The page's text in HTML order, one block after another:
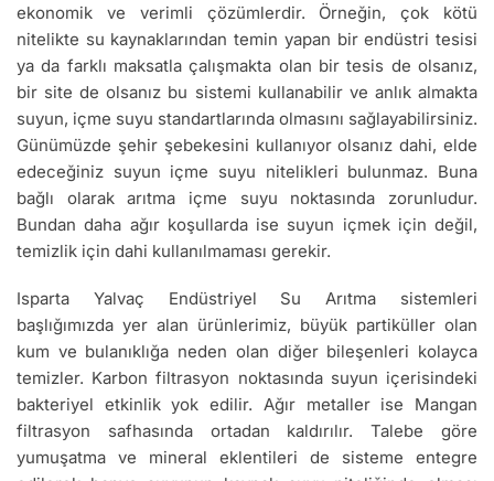
ekonomik ve verimli çözümlerdir. Örneğin, çok kötü
nitelikte su kaynaklarından temin yapan bir endüstri tesisi
ya da farklı maksatla çalışmakta olan bir tesis de olsanız,
bir site de olsanız bu sistemi kullanabilir ve anlık almakta
suyun, içme suyu standartlarında olmasını sağlayabilirsiniz.
Günümüzde şehir şebekesini kullanıyor olsanız dahi, elde
edeceğiniz suyun içme suyu nitelikleri bulunmaz. Buna
bağlı olarak arıtma içme suyu noktasında zorunludur.
Bundan daha ağır koşullarda ise suyun içmek için değil,
temizlik için dahi kullanılmaması gerekir.
Isparta Yalvaç Endüstriyel Su Arıtma sistemleri
başlığımızda yer alan ürünlerimiz, büyük partiküller olan
kum ve bulanıklığa neden olan diğer bileşenleri kolayca
temizler. Karbon filtrasyon noktasında suyun içerisindeki
bakteriyel etkinlik yok edilir. Ağır metaller ise Mangan
filtrasyon safhasında ortadan kaldırılır. Talebe göre
yumuşatma ve mineral eklentileri de sisteme entegre